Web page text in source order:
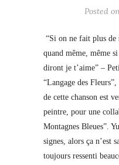
Posted
“Si on ne fait plus de
quand même, même
diront je t’aime” –
“Langage des
de cette chanson est
peintre, pour une
Montagnes Bleues”.
signes, alors ça n’est
toujours ressenti